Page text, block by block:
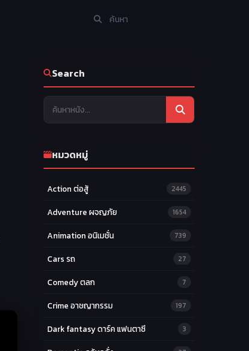
Search
หมวดหมู่
Action ต่อสู้ 2445
Adventure ผจญภัย 1654
Animation อนิเมชั่น 739
Cars รถ 27
Comedy ตลก 7
Crime อาชญากรรม 197
Dark fantasy ดาร์ค แฟนตาซี 3